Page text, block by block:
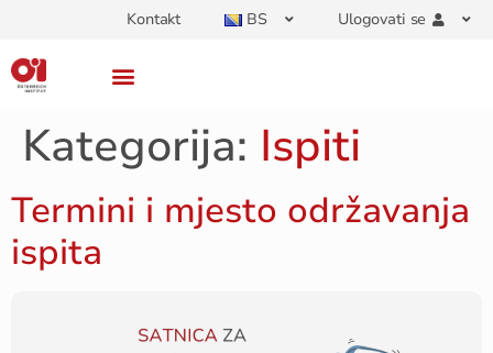
Kontakt BS Ulogovati se
Kategorija: Ispiti
Termini i mjesto održavanja
ispita